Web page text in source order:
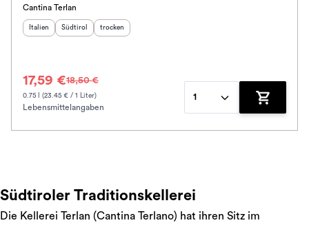
Cantina Terlan
Herkunftsland:
Italien Herkunftsregion:
Südtirol Geschmack
trocken
17,59 €18,50 €
0.75 l (23.45 € / 1 Liter)
Lebensmittelangaben
1
Zum
Südtiroler Traditionskellerei
Die Kellerei Terlan (Cantina Terlano) hat ihren Sitz im